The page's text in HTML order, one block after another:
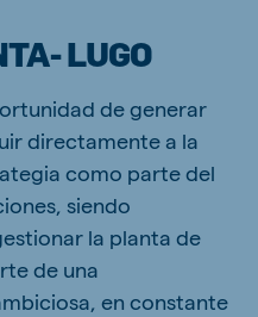
LUGO
de generar
directamente a la
como parte del
siendo
la planta de
de una
en constante